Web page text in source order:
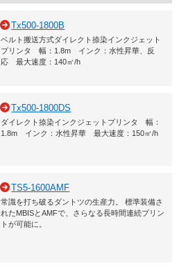
Tx500-1800B
ベルト搬送方式ダイレクト捺染インクジェット
プリンタ 幅：1.8m インク：水性昇華、反
応 最大速度：140㎡/h
Tx500-1800DS
ダイレクト捺染インクジェットプリンタ 幅：
1.8m インク：水性昇華 最大速度：150㎡/h
TS5-1600AMF
常識を打ち破るダントツの生産力。 標準装備さ
れたMBISとAMFで、さらなる長時間連続プリン
トが可能に。